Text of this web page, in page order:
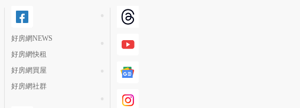
好房網NEWS
好房網快租
好房網買屋
好房網社群